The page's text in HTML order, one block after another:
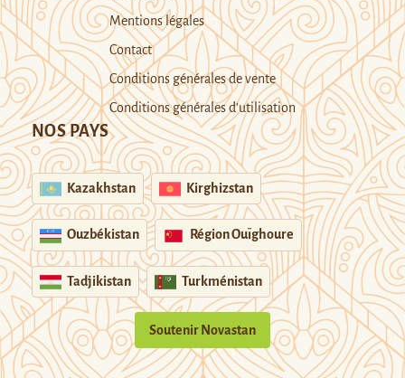
Mentions légales
Contact
Conditions générales de vente
Conditions générales d’utilisation
NOS PAYS
Kazakhstan Kirghizstan
Ouzbékistan Région Ouïghoure
Tadjikistan Turkménistan
Soutenir Novastan